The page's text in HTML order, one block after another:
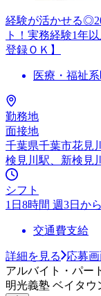
経験が活かせる
ト！実務経験1年
登録ＯＫ】
医療・福祉系
勤務地
面接地
千葉県千葉市花見
検見川駅、新検見
シフト
1日8時間 週3日か
交通費支給
詳細を見る
応募
アルバイト・パー
明光義塾 ベイタウ